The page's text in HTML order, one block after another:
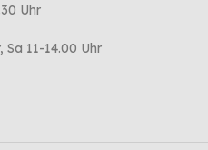
Uhr
Sa 11-14.00 Uhr